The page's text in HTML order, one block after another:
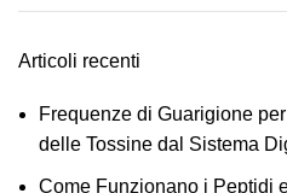
Articoli recenti
Frequenze di Guarigione
delle Tossine dal Sistema
Come Funzionano i Peptidi